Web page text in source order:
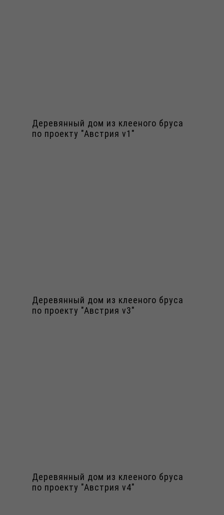
Деревянный дом из клееного бруса
по проекту "Австрия v1"
Деревянный дом из клееного бруса
по проекту "Австрия v3"
Деревянный дом из клееного бруса
по проекту "Австрия v4"